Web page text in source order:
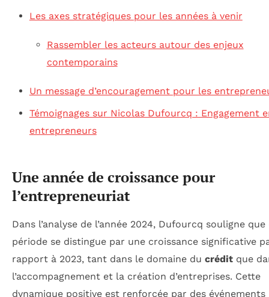
Les axes stratégiques pour les années à venir
Rassembler les acteurs autour des enjeux
contemporains
Un message d’encouragement pour les
Témoignages sur Nicolas Dufourcq : Engagement
entrepreneurs
Une année de croissance pour
l’entrepreneuriat
Dans l’analyse de l’année 2024, Dufourcq souligne
période se distingue par une croissance significative
rapport à 2023, tant dans le domaine du crédit que
l’accompagnement et la création d’entreprises. Cette
dynamique positive est renforcée par des événements